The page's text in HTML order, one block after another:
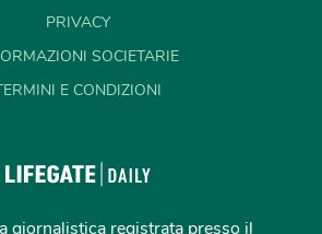
PRIVACY
SOCIETARIE
E CONDIZIONI
giornalistica registrata presso il